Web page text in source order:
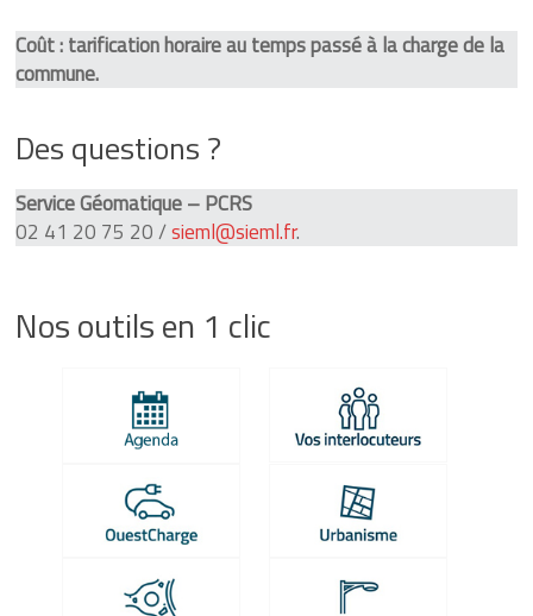
Coût : tarification horaire au temps passé à la charge de la
commune.
Des questions ?
Service Géomatique – PCRS
02 41 20 75 20 /sieml@sieml.fr.
Nos outils en 1 clic